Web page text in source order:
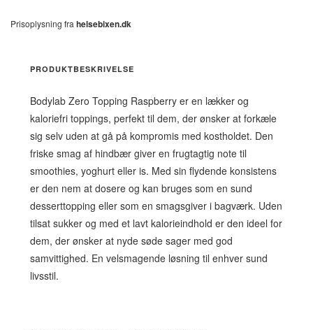
Prisoplysning fra helsebixen.dk
PRODUKTBESKRIVELSE
Bodylab Zero Topping Raspberry er en lækker og
kaloriefri toppings, perfekt til dem, der ønsker at forkæle
sig selv uden at gå på kompromis med kostholdet. Den
friske smag af hindbær giver en frugtagtig note til
smoothies, yoghurt eller is. Med sin flydende konsistens
er den nem at dosere og kan bruges som en sund
desserttopping eller som en smagsgiver i bagværk. Uden
tilsat sukker og med et lavt kalorieindhold er den ideel for
dem, der ønsker at nyde søde sager med god
samvittighed. En velsmagende løsning til enhver sund
livsstil.